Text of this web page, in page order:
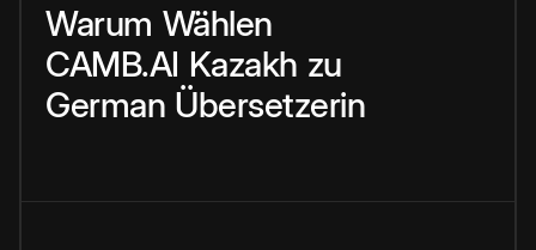
Warum Wählen
CAMB.AI Kazakh zu
German Übersetzerin